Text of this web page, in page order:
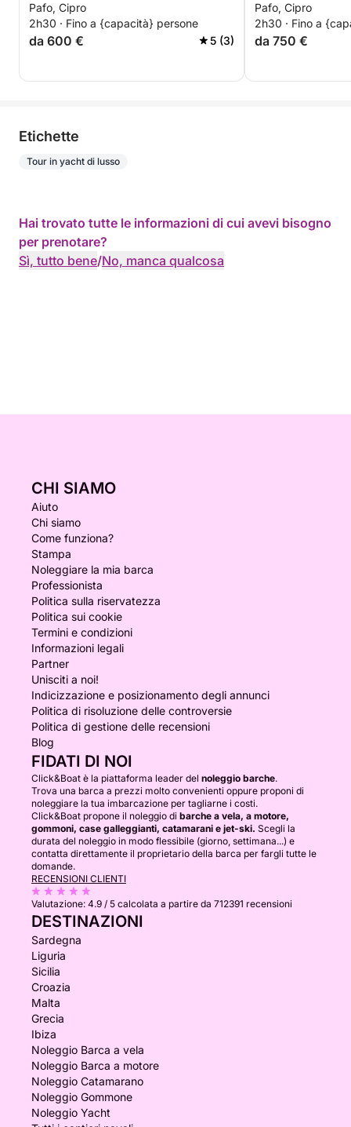
caicco.
Pafo, Cipro
2h30 · Fino a {capacità} persone
da 600 € 5 (3)
Pafo, Cipro
2h30 · Fino a
da 750 €
Etichette
Tour in yacht di lusso
Hai trovato tutte le informazioni di cui avevi bisogno
per prenotare?
Sì, tutto bene/No, manca qualcosa
CHI SIAMO
Aiuto
Chi siamo
Come funziona?
Stampa
Noleggiare la mia barca
Professionista
Politica sulla riservatezza
Politica sui cookie
Termini e condizioni
Informazioni legali
Partner
Unisciti a noi!
Indicizzazione e posizionamento degli annunci
Politica di risoluzione delle controversie
Politica di gestione delle recensioni
Blog
FIDATI DI NOI
Click&Boat è la piattaforma leader del noleggio barche.
Trova una barca a prezzi molto convenienti oppure proponi di
noleggiare la tua imbarcazione per tagliarne i costi.
Click&Boat propone il noleggio di barche a vela, a motore,
gommoni, case galleggianti, catamarani e jet-ski. Scegli la
durata del noleggio in modo flessibile (giorno, settimana...) e
contatta direttamente il proprietario della barca per fargli tutte le
domande.
RECENSIONI CLIENTI
Valutazione: 4.9 / 5 calcolata a partire da 712391 recensioni
DESTINAZIONI
Sardegna
Liguria
Sicilia
Croazia
Malta
Grecia
Ibiza
Noleggio Barca a vela
Noleggio Barca a motore
Noleggio Catamarano
Noleggio Gommone
Noleggio Yacht